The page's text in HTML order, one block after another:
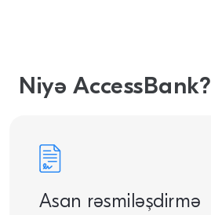
Niyə AccessBank?
Asan rəsmiləşdirmə